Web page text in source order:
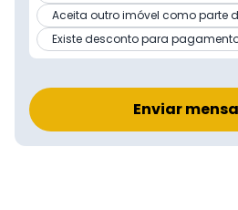
Aceita outro imóvel como parte
Existe desconto para
Enviar